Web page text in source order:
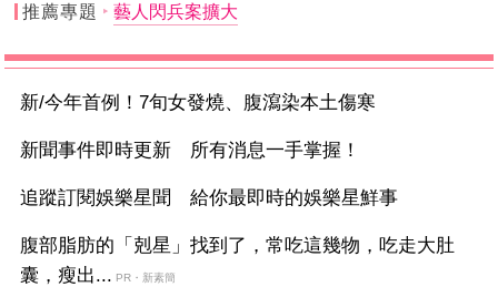
推薦專題 藝人閃兵案擴大
新/今年首例！7旬女發燒、腹瀉染本土傷寒
新聞事件即時更新 所有消息一手掌握！
追蹤訂閱娛樂星聞 給你最即時的娛樂星鮮事
腹部脂肪的「剋星」找到了，常吃這幾物，吃走大肚
囊，瘦出... PR・新素簡